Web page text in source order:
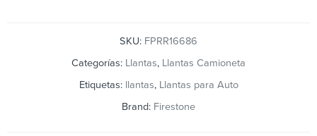
SKU: FPRR16686
Categorías: Llantas, Llantas Camioneta
Etiquetas: llantas, Llantas para Auto
Brand: Firestone